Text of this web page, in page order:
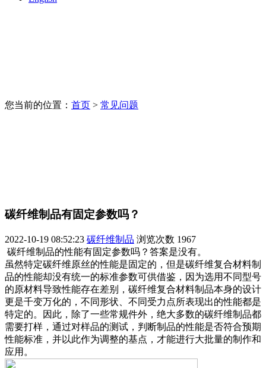
您当前的位置： 首页 > 常见问题
碳纤维制品有固定参数吗？
2022-10-19 08:52:23 碳纤维制品 浏览次数 1967
碳纤维制品的性能有固定参数吗？答案是没有。
虽然特定碳纤维原丝的性能是固定的，但是碳纤维复合材料制
品的性能却没有统一的标准参数可供借鉴，因为选用不同型号
的原材料导致性能存在差别，碳纤维复合材料制品本身的设计
更是千变万化的，不同形状、不同受力点所表现出的性能都是
特定的。因此，除了一些常规件外，绝大多数的碳纤维制品都
需要打样，通过对样品的测试，判断制品的性能是否符合预期
性能标准，并以此作为调整的基点，才能进行大批量的制作和
应用。